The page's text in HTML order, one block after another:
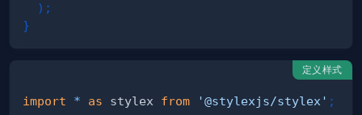
) ;
}
定义样式
import * as stylex from '@stylexjs/stylex' ;